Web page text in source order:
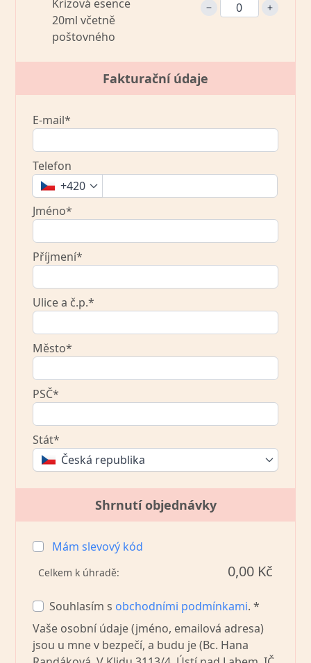
Krizová esence
20ml včetně
poštovného
Fakturační údaje
E-mail*
Telefon
+420
Jméno*
Příjmení*
Ulice a č.p.*
Město*
PSČ*
Stát*
Česká republika
Shrnutí objednávky
Mám slevový kód
Celkem k úhradě: 0,00 Kč
Souhlasím s obchodními podmínkami. *
Vaše osobní údaje (jméno, emailová adresa)
jsou u mne v bezpečí, a budu je (Bc. Hana